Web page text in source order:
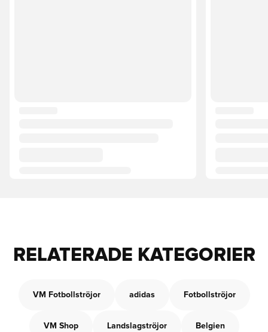
RELATERADE KATEGORIER
VM Fotbollströjor adidas Fotbollströjor
VM Shop Landslagströjor Belgien